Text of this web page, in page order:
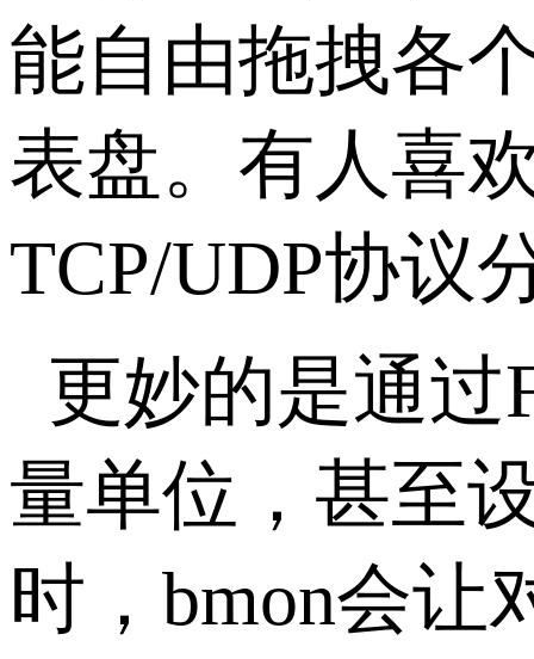
能自由拖拽各
表盘。有人喜
TCP/UDP协议
更妙的是通过
量单位，甚至
时，bmon会让